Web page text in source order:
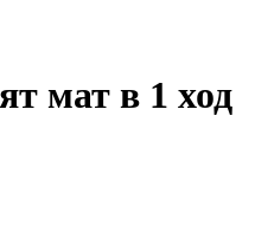
мат в 1 ход